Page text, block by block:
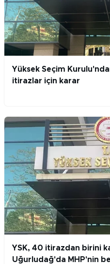
Yüksek Seçim
itirazlar için karar
YSK, 40 itirazdan birini
Uğurludağ'da MHP'nin